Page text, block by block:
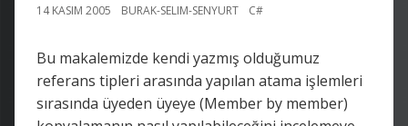
14 KASIM 2005 BURAK-SELIM-SENYURT C#
Bu makalemizde kendi yazmış olduğumuz
referans tipleri arasında yapılan atama işlemleri
sırasında üyeden üyeye (Member by member)